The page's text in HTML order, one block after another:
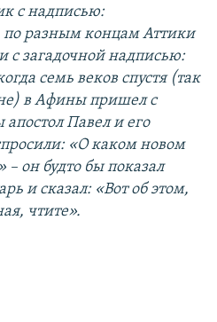
с надписью:
по разным концам Аттики
с загадочной надписью:
семь веков спустя (так
в Афины пришел с
Павел и его
«О каком новом
– он будто бы показал
и сказал: «Вот об этом,
чтите».